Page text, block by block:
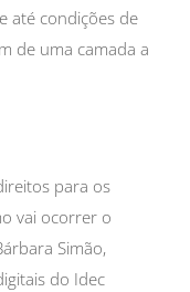
até condições de
de uma camada a
para os
vai ocorrer o
Simão,
do Idec